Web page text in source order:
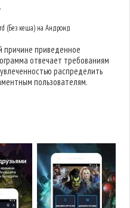
(Без кеша) на Андроид
причине приведенное
отвечает требованиям
распределить
пользователям.